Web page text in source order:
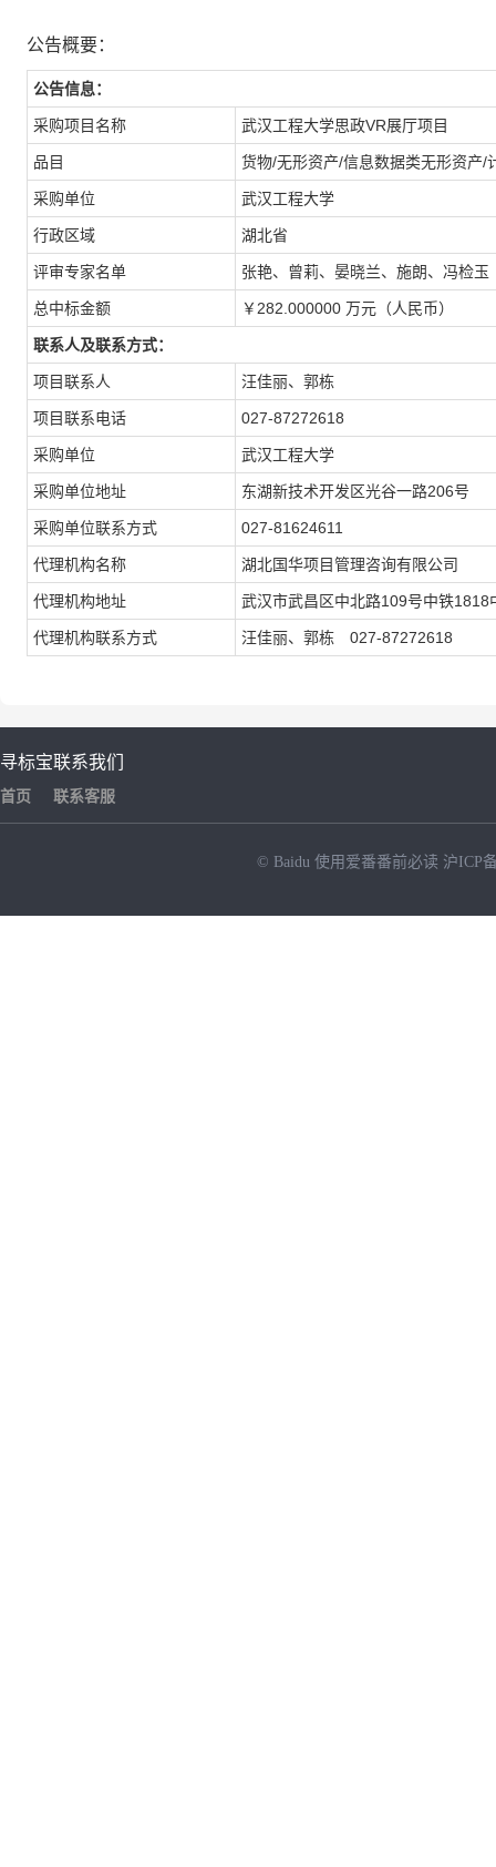
公告概要：
公告信息：
采购项目名称 武汉工程大学思政VR展厅项目
品目 货物/无形资产/信息数据类无形资产/
采购单位 武汉工程大学
行政区域 湖北省
评审专家名单 张艳、曾莉、晏晓兰、施朗、冯检玉
总中标金额 ￥282.000000 万元（人民币）
联系人及联系方式：
项目联系人 汪佳丽、郭栋
项目联系电话 027-87272618
采购单位 武汉工程大学
采购单位地址 东湖新技术开发区光谷一路206号
采购单位联系方式 027-81624611
代理机构名称 湖北国华项目管理咨询有限公司
代理机构地址 武汉市武昌区中北路109号中铁1818
代理机构联系方式 汪佳丽、郭栋 027-87272618
寻标宝
首页
联系我们
联系客服
© Baidu 使用爱番番前必读 沪ICP